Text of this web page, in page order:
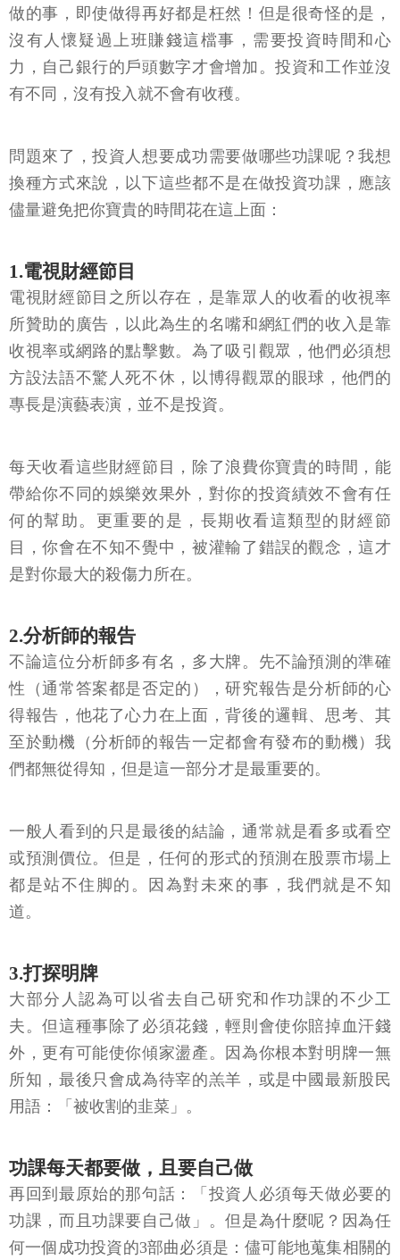
做的事，即使做得再好都是枉然！但是很奇怪的是，
沒有人懷疑過上班賺錢這檔事，需要投資時間和心
力，自己銀行的戶頭數字才會增加。投資和工作並沒
有不同，沒有投入就不會有收穫。
問題來了，投資人想要成功需要做哪些功課呢？我想
換種方式來說，以下這些都不是在做投資功課，應該
儘量避免把你寶貴的時間花在這上面：
1.電視財經節目
電視財經節目之所以存在，是靠眾人的收看的收視率
所贊助的廣告，以此為生的名嘴和網紅們的收入是靠
收視率或網路的點擊數。為了吸引觀眾，他們必須想
方設法語不驚人死不休，以博得觀眾的眼球，他們的
專長是演藝表演，並不是投資。
每天收看這些財經節目，除了浪費你寶貴的時間，能
帶給你不同的娛樂效果外，對你的投資績效不會有任
何的幫助。更重要的是，長期收看這類型的財經節
目，你會在不知不覺中，被灌輸了錯誤的觀念，這才
是對你最大的殺傷力所在。
2.分析師的報告
不論這位分析師多有名，多大牌。先不論預測的準確
性（通常答案都是否定的），研究報告是分析師的心
得報告，他花了心力在上面，背後的邏輯、思考、其
至於動機（分析師的報告一定都會有發布的動機）我
們都無從得知，但是這一部分才是最重要的。
一般人看到的只是最後的結論，通常就是看多或看空
或預測價位。但是，任何的形式的預測在股票市場上
都是站不住脚的。因為對未來的事，我們就是不知
道。
3.打探明牌
大部分人認為可以省去自己研究和作功課的不少工
夫。但這種事除了必須花錢，輕則會使你賠掉血汗錢
外，更有可能使你傾家盪產。因為你根本對明牌一無
所知，最後只會成為待宰的羔羊，或是中國最新股民
用語：「被收割的韭菜」。
功課每天都要做，且要自己做
再回到最原始的那句話：「投資人必須每天做必要的
功課，而且功課要自己做」。但是為什麼呢？因為任
何一個成功投資的3部曲必須是：儘可能地蒐集相關的